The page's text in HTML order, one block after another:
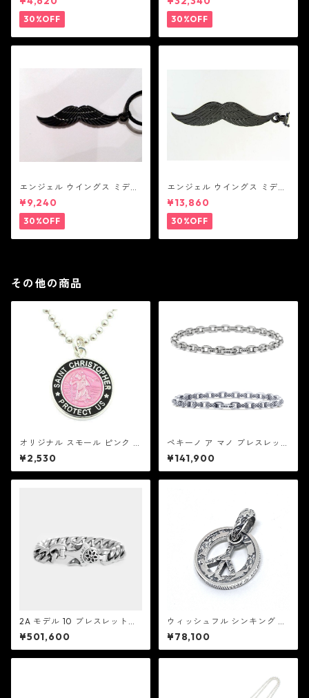
リヤー
30%OFF
ト：JOHN HARDY ジョン ハ
ーディー
30%OFF
エンジェル ウイングス ミディ
アム ペンダント ブラック コー
ティング（サテンコード付
属）
¥9,240
30%OFF
エンジェル ウイングス ミディ
アム ペンダント ブラック
¥13,860
30%OFF
その他の商品
オリジナル スモール ピンク /
ブラック セントクリストファ
ー ネックレス ：GET BACK N
ECKLACES ゲット バック ネッ
¥2,530
ペキーノ ア マノ ブレスレット
：Good Art HLYWD グッド
アート ハリウッド
¥141,900
2A モデル 10 ブレスレット：
Good Art HLYWD グッド ア
ート ハリウッド
¥501,600
ウィッシュフル シンキング ペ
ンダント 2A：Good Art HLY
WD グッド アート ハリウッド
¥78,100